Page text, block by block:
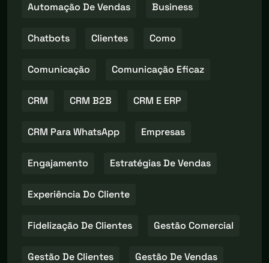
Automação De Vendas Business
Chatbots Clientes Como
Comunicação Comunicação Eficaz
CRM CRM B2B CRM E ERP
CRM Para WhatsApp Empresas
Engajamento Estratégias De Vendas
Experiência Do Cliente
Fidelização De Clientes Gestão Comercial
Gestão De Clientes Gestão De Vendas